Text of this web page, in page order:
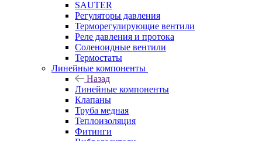
SAUTER
Регуляторы давления
Терморегулирующие вентили
Реле давления и протока
Соленоидные вентили
Термостаты
Линейные компоненты
Назад
Линейные компоненты
Клапаны
Труба медная
Теплоизоляция
Фитинги